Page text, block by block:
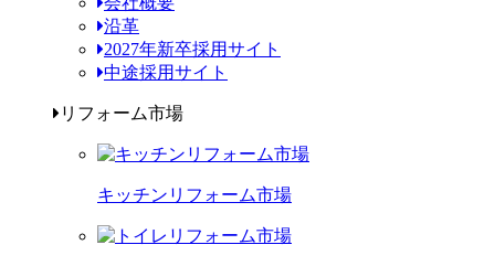
沿革
2027年新卒採用サイト
中途採用サイト
リフォーム市場
キッチンリフォーム市場